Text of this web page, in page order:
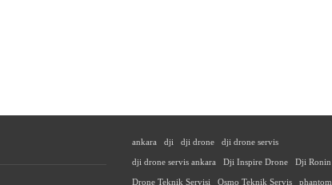
ankara dji dji drone dji drone servis
dji drone servis ankara Dji Inspire Drone Dji Ronin
Drone Teknik Servisi Osmo Teknik Servis phantom